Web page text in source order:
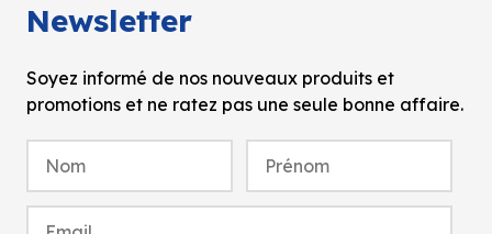
Newsletter
Soyez informé de nos nouveaux produits et
promotions et ne ratez pas une seule bonne affaire.